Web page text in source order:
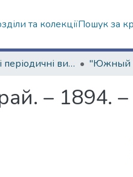
та колекціїПошук за
Харківські періодичні видання
– 1894. –